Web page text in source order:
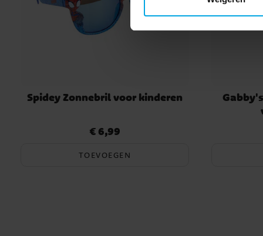
Spidey Zonnebril voor kinderen
Prijs:€ 6,99
€ 6,99
TOEVOEGEN